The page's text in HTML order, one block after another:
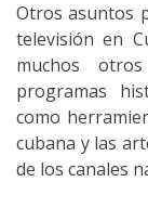
Otros asuntos
televisión en
muchos
programas
como
cubana y las
de los canales